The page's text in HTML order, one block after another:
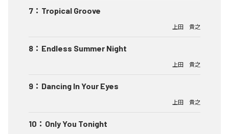
7 ： Tropical Groove
上田 貴之
8 ： Endless Summer Night
上田 貴之
9 ： Dancing In Your Eyes
上田 貴之
10 ： Only You Tonight